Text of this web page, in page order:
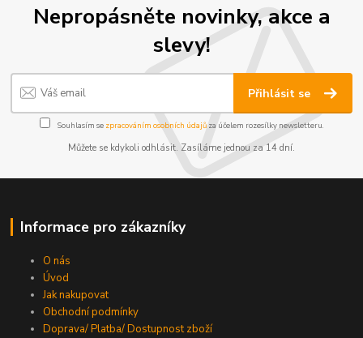
Nepropásněte novinky, akce a
slevy!
Přihlásit se
Souhlasím se zpracováním osobních údajůza účelem rozesílky newsletteru.
Můžete se kdykoli odhlásit. Zasíláme jednou za 14 dní.
Informace pro zákazníky
O nás
Úvod
Jak nakupovat
Obchodní podmínky
Doprava/ Platba/ Dostupnost zboží